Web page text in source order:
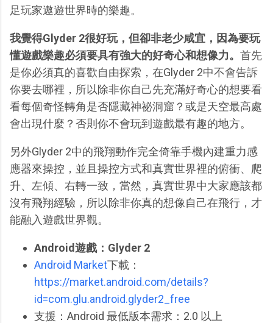
足玩家遨遊世界時的樂趣。
我覺得Glyder 2很好玩，但卻非老少咸宜，因為要玩
懂遊戲樂趣必須要具有強大的好奇心和想像力。 首先
是你必須真的喜歡自由探索，在Glyder 2中不會告訴
你要去哪裡，所以除非你自己先充滿好奇心的想要看
看每個奇怪轉角是否隱藏神祕洞窟？或是天空最高處
會出現什麼？否則你不會玩到遊戲最有趣的地方。
另外Glyder 2中的飛翔動作完全倚靠手機內建重力感
應器來操控，並且操控方式和真實世界裡的俯衝、爬
升、左傾、右轉一致，當然，真實世界中大家應該都
沒有飛翔經驗，所以除非你真的想像自己在飛行，才
能融入遊戲世界觀。
Android遊戲：Glyder 2
Android Market下載：
https://market.android.com/details?
id=com.glu.android.glyder2_free
支援：Android 最低版本需求：2.0 以上